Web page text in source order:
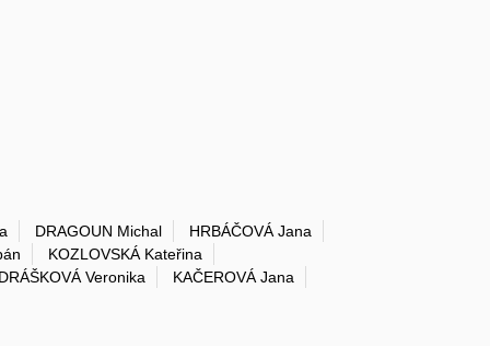
DRAGOUN Michal
HRBÁČOVÁ Jana
KOZLOVSKÁ Kateřina
Veronika
KAČEROVÁ Jana